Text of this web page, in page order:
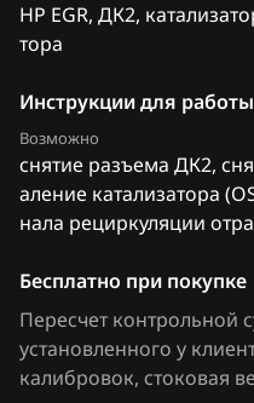
Fiat
Forthing
Foton
GAC
Geely
Genesis
GMC
HP EGR, ДК2,
тора
Инструкции для работы
Возможно
снятие разъема ДК2,
аление катализатора
нала рециркуляции
Бесплатно при покупке
Пересчет контрольной
установленного у
калибровок, стоковая